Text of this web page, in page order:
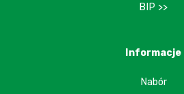
BIP >>
Informacje
Nabór